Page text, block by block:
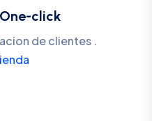
click
de clientes .